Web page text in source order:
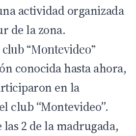
actividad organizada
de la zona.
“Montevideo”
conocida hasta ahora,
en la
club “Montevideo”.
2 de la madrugada,